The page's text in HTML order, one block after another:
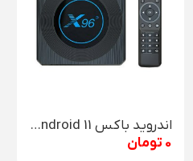
اندروید باکس EnyBox X96 X4 8K HDR+ Android 11
0 تومان